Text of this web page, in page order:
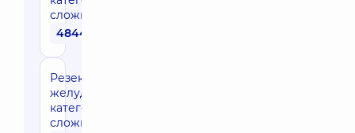
сложности
48440 грн
Резекция
желудка 2
категории
сложности